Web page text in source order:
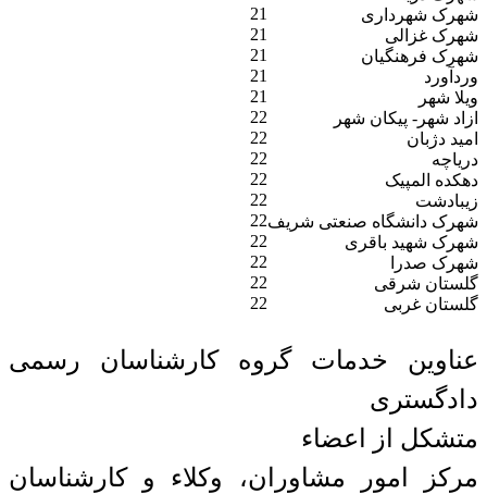
شهرک شهرداری
21
شهرک غزالی
21
شهرک فرهنگیان
21
وردآورد
21
ویلا شهر
21
ازاد شهر- پیکان شهر
22
امید دژبان
22
دریاچه
22
دهکده المپیک
22
زیبادشت
22
شهرک دانشگاه صنعتی شریف22
شهرک شهید باقری
22
شهرک صدرا
22
گلستان شرقی
22
گلستان غربی
22
عناوین خدمات گروه کارشناسان رسمی
دادگستری
متشکل از اعضاء
مرکز امور مشاوران، وکلاء و کارشناسان